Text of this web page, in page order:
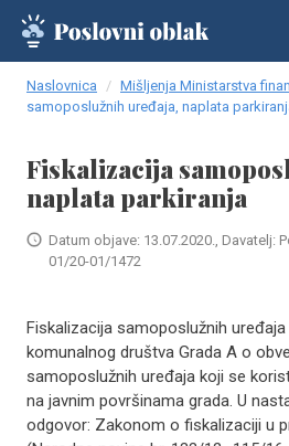
Naslovnica Mišljenja Ministarstva
samoposlužnih uređaja, naplata
Fiskalizacija
naplata parkiranja
Datum objave: 13.07.2020., Davatelj:
01/20-01/1472
Fiskalizacija samoposlužnih
komunalnog društva Grada A o
samoposlužnih uređaja koji se
na javnim površinama grada. U
odgovor: Zakonom o fiskalizaciji u